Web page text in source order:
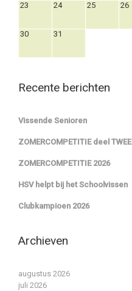
23 24 25 26
30 31
Recente berichten
Vissende Senioren
ZOMERCOMPETITIE deel TWEE
ZOMERCOMPETITIE 2026
HSV helpt bij het Schoolvissen
Clubkampioen 2026
Archieven
augustus 2026
juli 2026